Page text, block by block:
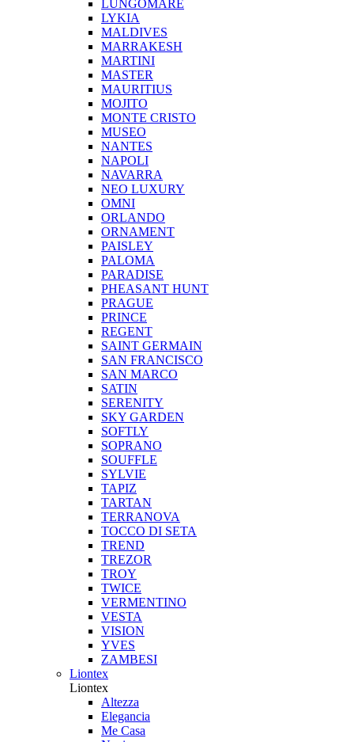
LUNGOMARE
LYKIA
MALDIVES
MARRAKESH
MARTINI
MASTER
MAURITIUS
MOJITO
MONTE CRISTO
MUSEO
NANTES
NAPOLI
NAVARRA
NEO LUXURY
OMNI
ORLANDO
ORNAMENT
PAISLEY
PALOMA
PARADISE
PHEASANT HUNT
PRAGUE
PRINCE
REGENT
SAINT GERMAIN
SAN FRANCISCO
SAN MARCO
SATIN
SERENITY
SKY GARDEN
SOFTLY
SOPRANO
SOUFFLE
SYLVIE
TAPIZ
TARTAN
TERRANOVA
TOCCO DI SETA
TREND
TREZOR
TROY
TWICE
VERMENTINO
VESTA
VISION
YVES
ZAMBESI
Liontex
Liontex
Altezza
Elegancia
Me Casa